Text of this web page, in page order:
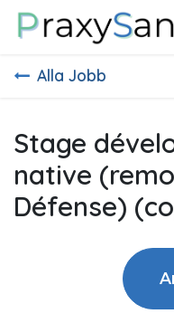
Hoppa till innehåll
Alla Jobb
Stage
native
Défense)